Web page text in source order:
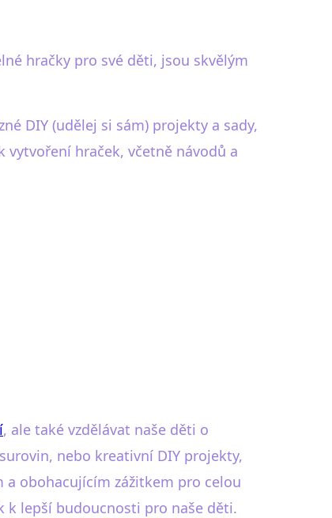
hračky pro své děti, jsou skvělým
DIY (udělej si sám) projekty a sady,
hraček, včetně návodů a
, ale také vzdělávat naše děti o
nebo kreativní DIY projekty,
a obohacujícím zážitkem pro celou
lepší budoucnosti pro naše děti.